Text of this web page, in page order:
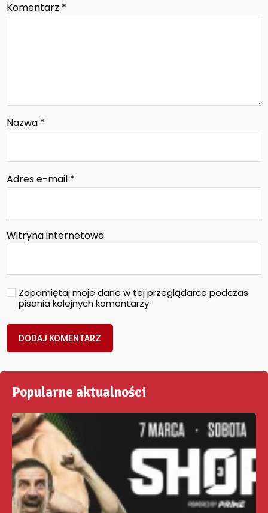
Komentarz *
Nazwa *
Adres e-mail *
Witryna internetowa
Zapamiętaj moje dane w tej przeglądarce podczas
pisania kolejnych komentarzy.
Popularne aktualności